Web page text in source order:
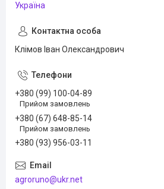
Україна
Клімов Іван Олександрович
+380 (99) 100-04-89
Прийом замовлень
+380 (67) 648-85-14
Прийом замовлень
+380 (93) 956-03-11
agroruno@ukr.net